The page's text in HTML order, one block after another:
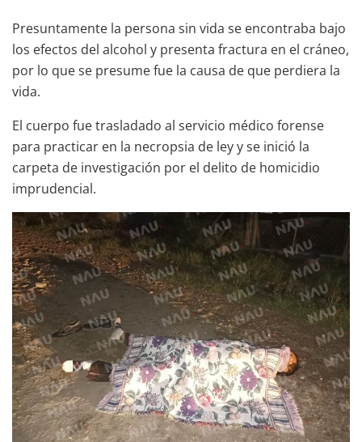
Presuntamente la persona sin vida se encontraba bajo
los efectos del alcohol y presenta fractura en el cráneo,
por lo que se presume fue la causa de que perdiera la
vida.
El cuerpo fue trasladado al servicio médico forense
para practicar en la necropsia de ley y se inició la
carpeta de investigación por el delito de homicidio
imprudencial.